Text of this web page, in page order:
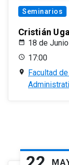
Seminarios
Cristián
18 de
17:00
Facultad